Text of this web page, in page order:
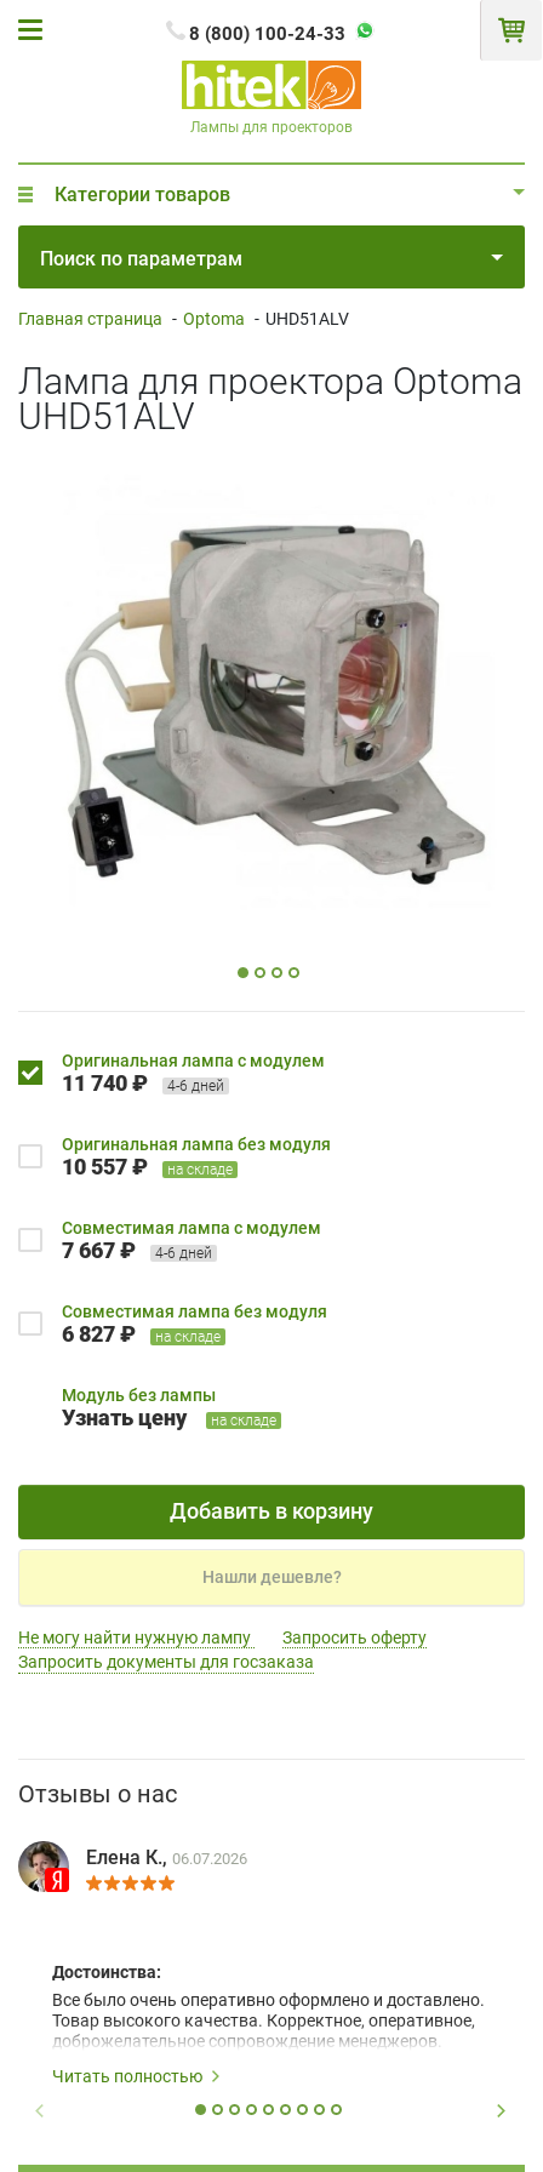
8 (800) 100-24-33
Лампы для проекторов
Категории товаров
Поиск по параметрам
Главная страница - Optoma - UHD51ALV
Лампа для проектора Optoma
UHD51ALV
Оригинальная лампа с модулем
11 740 ₽ 4-6 дней
Оригинальная лампа без модуля
10 557 ₽ на складе
Совместимая лампа с модулем
7 667 ₽ 4-6 дней
Совместимая лампа без модуля
6 827 ₽ на складе
Модуль без лампы
Узнать цену на складе
Добавить в корзину
Нашли дешевле?
Не могу найти нужную лампу
Запросить оферту
Запросить документы для госзаказа
Отзывы о нас
Елена К., 06.07.2026
Достоинства:
Все было очень оперативно оформлено и доставлено.
Товар высокого качества. Корректное, оперативное,
доброжелательное сопровождение менеджеров.
Читать полностью